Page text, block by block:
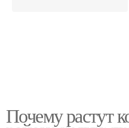
Почему растут